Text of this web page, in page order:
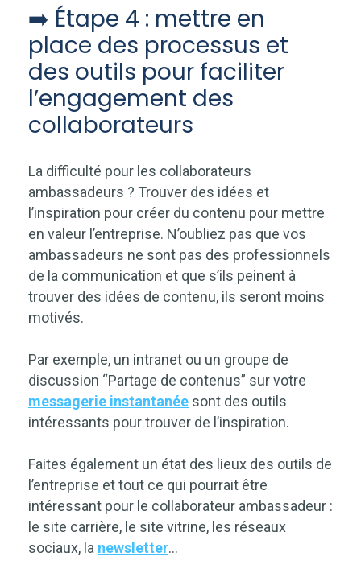
➡️ Étape 4 : mettre en
place des processus et
des outils pour faciliter
l’engagement des
collaborateurs
La difficulté pour les collaborateurs
ambassadeurs ? Trouver des idées et
l’inspiration pour créer du contenu pour mettre
en valeur l’entreprise. N’oubliez pas que vos
ambassadeurs ne sont pas des professionnels
de la communication et que s’ils peinent à
trouver des idées de contenu, ils seront moins
motivés.
Par exemple, un intranet ou un groupe de
discussion “Partage de contenus” sur votre
messagerie instantanée sont des outils
intéressants pour trouver de l’inspiration.
Faites également un état des lieux des outils de
l’entreprise et tout ce qui pourrait être
intéressant pour le collaborateur ambassadeur :
le site carrière, le site vitrine, les réseaux
sociaux, la newsletter…